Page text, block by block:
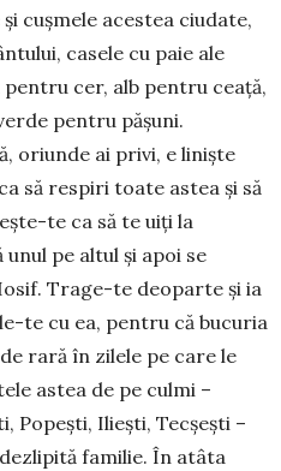
cușmele acestea ciudate,
casele cu paie ale
cer, alb pentru ceață,
pentru pășuni.
oriunde ai privi, e liniște
să respiri toate astea și să
te ca să te uiți la
pe altul și apoi se
Trage-te deoparte și ia
te cu ea, pentru că bucuria
rară în zilele pe care le
astea de pe culmi –
Popești, Ili­eș­ti, Tecșești –
familie. În atâta